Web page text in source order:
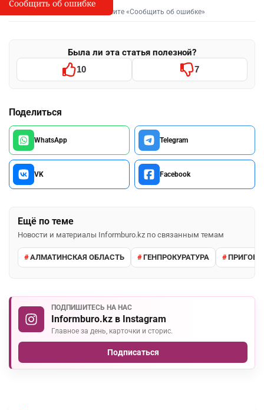
I
Сообщить об опечатке
Выделите фрагмент и нажмите «Сообщить об ошибке»
Была ли эта статья полезной?
10 7
Поделиться
WhatsApp Telegram
VK Facebook
Ещё по теме
Новости и материалы Informburo.kz по связанным темам
АЛМАТИНСКАЯ ОБЛАСТЬ ГЕНПРОКУРАТУРА
ПОДПИШИТЕСЬ НА НАС
Informburo.kz в Instagram
Главное за день, карточки и сторис.
Подписаться
Сообщить об ошибке